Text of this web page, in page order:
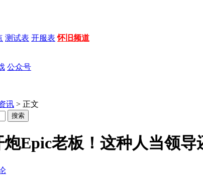
测试表 开服表 怀旧频道
公众号
讯 > 正文
Epic老板！这种人当领